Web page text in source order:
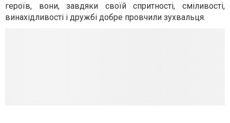
героїв, вони, завдяки своїй спритності, сміливості,
винахідливості і дружбі добре провчили зухвальця.